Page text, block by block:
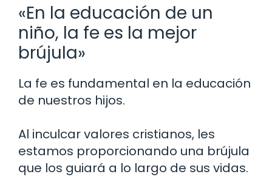
«En la educación de un
niño, la fe es la mejor
brújula»
La fe es fundamental en la educación
de nuestros hijos.
Al inculcar valores cristianos, les
estamos proporcionando una brújula
que los guiará a lo largo de sus vidas.